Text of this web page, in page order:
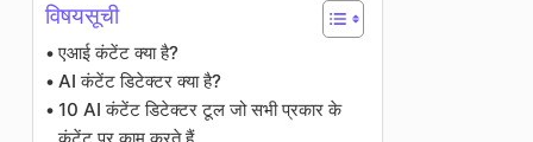
विषयसूची
एआई कंटेंट क्या है?
AI कंटेंट डिटेक्टर क्या है?
10 AI कंटेंट डिटेक्टर टूल जो सभी प्रकार के